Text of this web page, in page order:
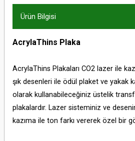
Ürün Bilgisi
AcrylaThins Plaka
AcrylaThins Plakaları CO2 lazer ile
şık desenleri ile ödül plaket ve yakak
olarak kullanabileceğiniz üstelik
plakalardır. Lazer sisteminiz ve
kazıma ile ton farkı vererek özel bir